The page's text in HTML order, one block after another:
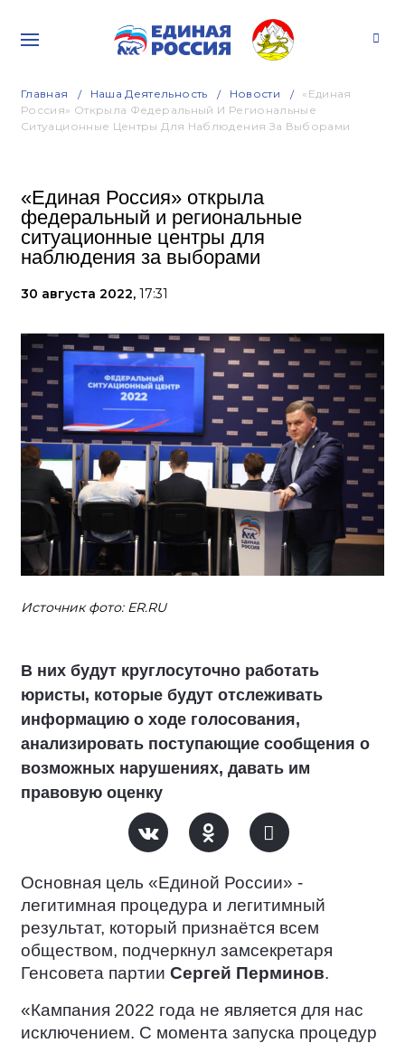
Главная Наша Деятельность Новости
«Единая
Россия» Открыла Федеральный И Региональные
Ситуационные Центры Для Наблюдения За Выборами
«Единая Россия» открыла
федеральный и региональные
ситуационные центры для
наблюдения за выборами
30 августа 2022, 17:31
Источник фото: ER.RU
В них будут круглосуточно работать
юристы, которые будут отслеживать
информацию о ходе голосования,
анализировать поступающие сообщения о
возможных нарушениях, давать им
правовую оценку
Основная цель «Единой России» -
легитимная процедура и легитимный
результат, который признаётся всем
обществом, подчеркнул замсекретаря
Генсовета партии Сергей Перминов.
«Кампания 2022 года не является для нас
исключением. С момента запуска процедур